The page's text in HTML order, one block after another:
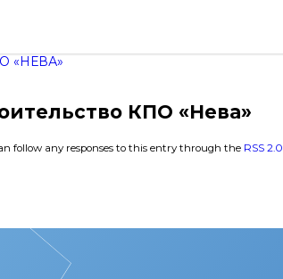
«НЕВА»
КПО «Нева»
follow any responses to this entry through the RSS 2.0